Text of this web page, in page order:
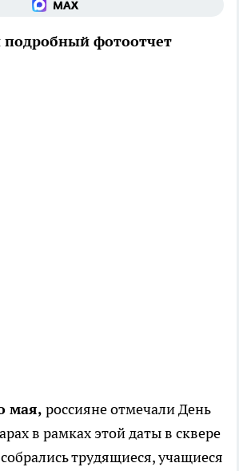
фотоотчет
мая, россияне отмечали День
в рамках этой даты в сквере
трудящиеся, учащиеся